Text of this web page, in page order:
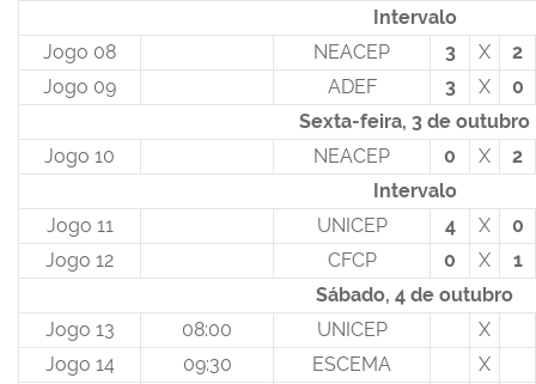
Intervalo
Jogo 08
NEACEP 3 X
2
Jogo 09
ADEF 3 X
0
Sexta-feira, 3 de outubro
Jogo 10
NEACEP 0 X
2
Intervalo
Jogo 11
UNICEP 4 X
0
Jogo 12
CFCP 0 X
1
Sábado, 4 de outubro
Jogo 13
08:00 UNICEP
X
Jogo 14
09:30 ESCEMA
X